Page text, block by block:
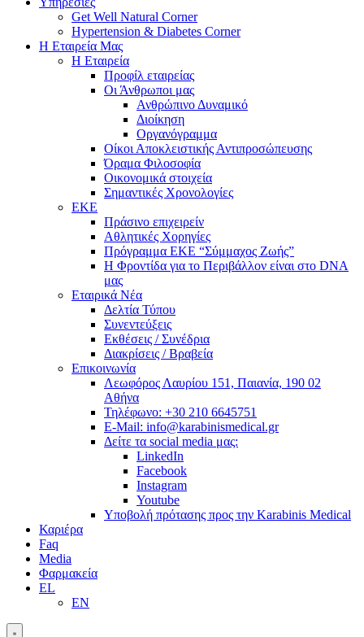
Get Well Natural Corner
Hypertension & Diabetes Corner
Η Εταιρεία Μας
Η Εταιρεία
Προφίλ εταιρείας
Οι Άνθρωποι μας
Ανθρώπινο Δυναμικό
Διοίκηση
Οργανόγραμμα
Οίκοι Αποκλειστικής Αντιπροσώπευσης
Όραμα Φιλοσοφία
Οικονομικά στοιχεία
Σημαντικές Χρονολογίες
ΕΚΕ
Πράσινο επιχειρείν
Αθλητικές Χορηγίες
Πρόγραμμα ΕΚΕ “Σύμμαχος Ζωής”
Η Φροντίδα για το Περιβάλλον είναι στο DNA
μας
Εταιρικά Νέα
Δελτία Τύπου
Συνεντεύξεις
Εκθέσεις / Συνέδρια
Διακρίσεις / Βραβεία
Επικοινωνία
Λεωφόρος Λαυρίου 151, Παιανία, 190 02
Αθήνα
Τηλέφωνο: +30 210 6645751
E-Mail: info@karabinismedical.gr
Δείτε τα social media μας:
LinkedIn
Facebook
Instagram
Youtube
Υποβολή πρότασης προς την Karabinis Medical
Καριέρα
Faq
Media
Φαρμακεία
EL
EN